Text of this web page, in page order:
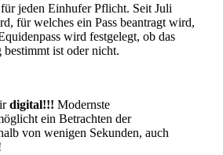
jeden Einhufer Pflicht. Seit Juli
für welches ein Pass beantragt wird,
wird festgelegt, ob das
ist oder nicht.
digital!!! Modernste
ein Betrachten der
von wenigen Sekunden, auch